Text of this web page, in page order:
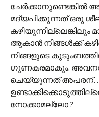
ചേർക്കാനുണ്ടെങ്കിൽ
മദ്യപിക്കുന്നത് ഒരു
കഴിയുന്നില്ലെങ്കിലും
ആകാൻ നിങ്ങൾക്ക്
നിങ്ങളുടെ
ഗുണകരമാകും.
ചെയ്യുന്നത്
നോക്കാമല്ലോ ?